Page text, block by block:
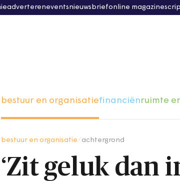
advertereneventsnieuwsbriefonline magazine
bestuur en organisatiefinanciënruimte
bestuur en organisatie achtergrond
‘Zit geluk dan